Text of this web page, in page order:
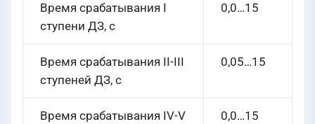
Время срабатывания I
ступени ДЗ, с
0,0…15
Время срабатывания II-III
ступеней ДЗ, с
0,05…15
Время срабатывания IV-V
0,0…15